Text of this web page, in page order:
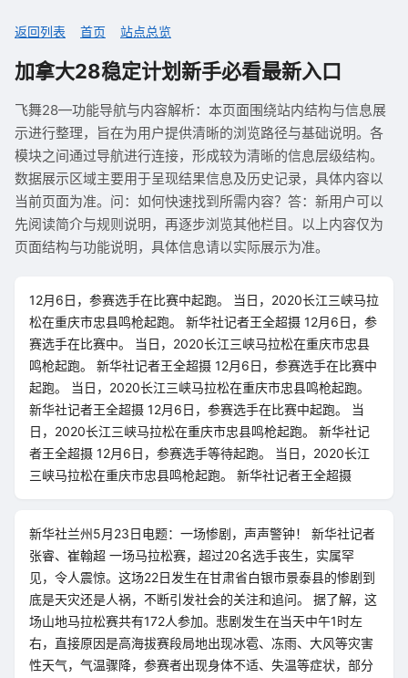
返回列表 首页 站点总览
加拿大28稳定计划新手必看最新入口
飞舞28—功能导航与内容解析：本页面围绕站内结构与信息展
示进行整理，旨在为用户提供清晰的浏览路径与基础说明。各
模块之间通过导航进行连接，形成较为清晰的信息层级结构。
数据展示区域主要用于呈现结果信息及历史记录，具体内容以
当前页面为准。问：如何快速找到所需内容？答：新用户可以
先阅读简介与规则说明，再逐步浏览其他栏目。以上内容仅为
页面结构与功能说明，具体信息请以实际展示为准。
12月6日，参赛选手在比赛中起跑。 当日，2020长江三峡马拉
松在重庆市忠县鸣枪起跑。 新华社记者王全超摄 12月6日，参
赛选手在比赛中。 当日，2020长江三峡马拉松在重庆市忠县
鸣枪起跑。 新华社记者王全超摄 12月6日，参赛选手在比赛中
起跑。 当日，2020长江三峡马拉松在重庆市忠县鸣枪起跑。
新华社记者王全超摄 12月6日，参赛选手在比赛中起跑。 当
日，2020长江三峡马拉松在重庆市忠县鸣枪起跑。 新华社记
者王全超摄 12月6日，参赛选手等待起跑。 当日，2020长江
三峡马拉松在重庆市忠县鸣枪起跑。 新华社记者王全超摄
新华社兰州5月23日电题：一场惨剧，声声警钟！ 新华社记者
张睿、崔翰超 一场马拉松赛，超过20名选手丧生，实属罕
见，令人震惊。这场22日发生在甘肃省白银市景泰县的惨剧到
底是天灾还是人祸，不断引发社会的关注和追问。 据了解，这
场山地马拉松赛共有172人参加。悲剧发生在当天中午1时左
右，直接原因是高海拔赛段局地出现冰雹、冻雨、大风等灾害
性天气，气温骤降，参赛者出现身体不适、失温等症状，部分